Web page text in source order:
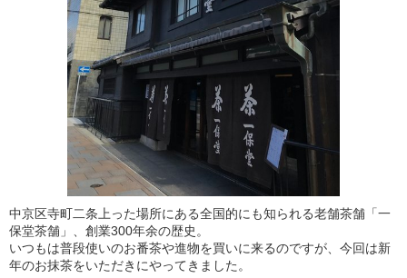
中京区寺町二条上った場所にある全国的にも知られる老舗茶舗「一
保堂茶舗」、創業300年余の歴史。
いつもは普段使いのお番茶や進物を買いに来るのですが、今回は新
年のお抹茶をいただきにやってきました。